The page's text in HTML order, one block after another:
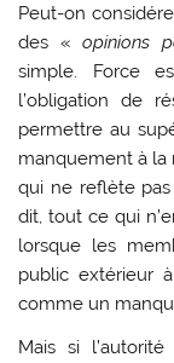
Peut-on
des «opinions
simple. Force
l’obligation de
permettre au
manquement à la
qui ne reflète
dit, tout ce qui
lorsque les
public extérieur
comme un
Mais si